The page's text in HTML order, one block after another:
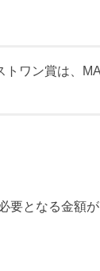
ワン賞は、
要となる金額が